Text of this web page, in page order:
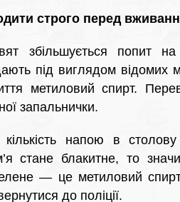
строго перед
збільшується попит
під виглядом відомих
метиловий спирт.
запальнички.
напою в
стане блакитне, то
— це метиловий
до поліції.